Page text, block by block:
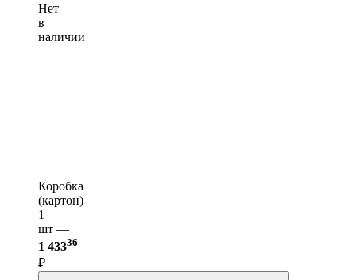
Нет
в
наличии
Коробка
(картон)
1
шт —
1 43336
₽